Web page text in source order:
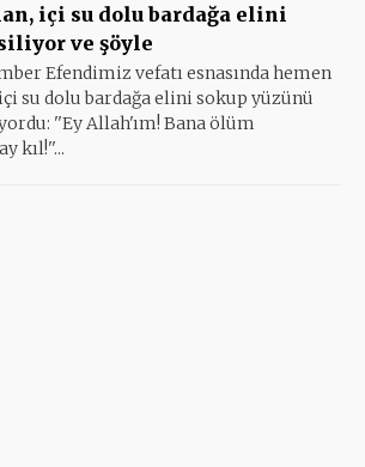
içi su dolu bardağa elini
ve şöyle
Efendimiz vefatı esnasında hemen
su dolu bardağa elini sokup yüzünü
''Ey Allah'ım! Bana ölüm
kıl!''...